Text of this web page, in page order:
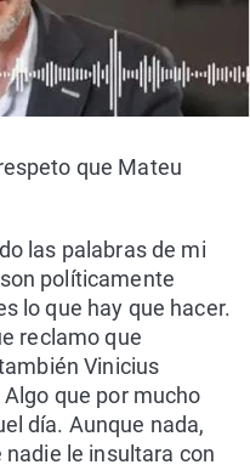
que Mateu
las palabras de mi
políticamente
lo que hay que hacer.
reclamo que
Vinicius
que por mucho
día. Aunque nada,
le insultara con